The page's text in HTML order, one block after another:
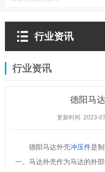
行业资讯
行业资讯
德阳马
更新时间 2023-
德阳马达外壳冲压件是
一。马达外壳作为马达的外